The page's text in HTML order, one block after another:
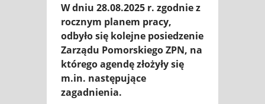
W dniu 28.08.2025 r. zgodnie z
rocznym planem pracy,
odbyło się kolejne posiedzenie
Zarządu Pomorskiego ZPN, na
którego agendę złożyły się
m.in. następujące
zagadnienia.